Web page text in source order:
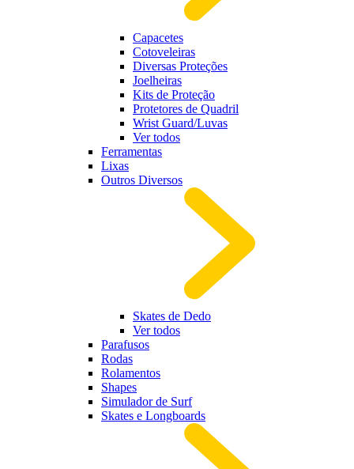
Capacetes
Cotoveleiras
Diversas Proteções
Joelheiras
Kits de Proteção
Protetores de Quadril
Wrist Guard/Luvas
Ver todos
Ferramentas
Lixas
Outros Diversos
Skates de Dedo
Ver todos
Parafusos
Rodas
Rolamentos
Shapes
Simulador de Surf
Skates e Longboards